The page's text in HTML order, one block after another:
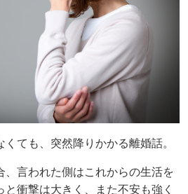
ても、突然降りかかる離婚話。
、言われた側はこれからの生活を
衝撃は大きく、また不安も強く